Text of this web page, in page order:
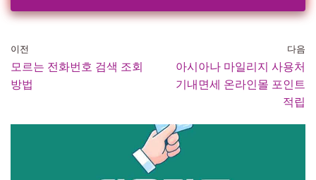
이전
모르는 전화번호 검색 조회
방법
다음
아시아나 마일리지 사용처
기내면세 온라인몰 포인트
적립